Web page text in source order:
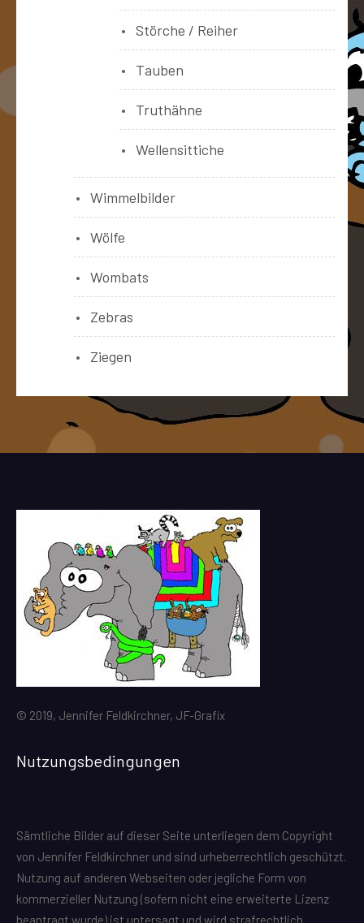
Störche / Reiher
Tauben
Truthähne
Wellensittiche
Wimmelbilder
Wölfe
Wombats
Zebras
Ziegen
© 2019, Jennifer Feldkirchner, JF-Grafix
Nutzungsbedingungen
Sämtliche Bilder auf dieser Seite unterliegen dem Copyright
von Jennifer Feldkirchner und sind urheberrechtlich geschützt.
Nutzung auf anderen Webseiten oder jegliche Form von
kommerzieller Nutzung (sofern nicht eine erweiterte Lizenz
beantragt wurde) ist untersagt und wird strafrechtlich